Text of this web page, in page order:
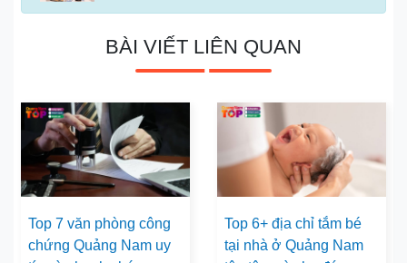
BÀI VIẾT LIÊN QUAN
Top 7 văn phòng công
chứng Quảng Nam uy
Top 6+ địa chỉ tắm bé
tại nhà ở Quảng Nam